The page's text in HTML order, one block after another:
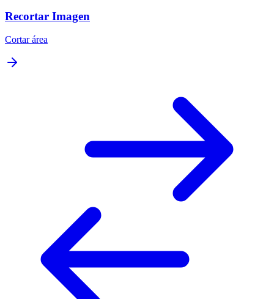
Recortar Imagen
Cortar área